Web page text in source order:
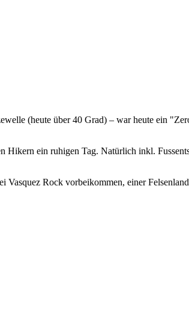
(heute über 40 Grad) – war heute ein
ein ruhigen Tag. Natürlich inkl.
Rock vorbeikommen, einer